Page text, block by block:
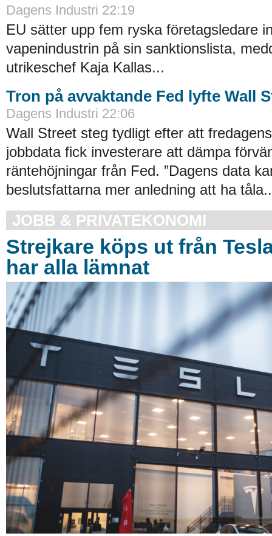
Dagens Industri 22:19
EU sätter upp fem ryska företagsledare
vapenindustrin på sin sanktionslista,
utrikeschef Kaja Kallas...
Tron på avvaktande Fed lyfte Wall
Dagens Industri 22:06
Wall Street steg tydligt efter att
jobbdata fick investerare att dämpa
räntehöjningar från Fed. ”Dagens data
beslutsfattarna mer anledning att ha tåla..
JOBB & PRIVATEKONOMI
Strejkare köps ut från
har alla lämnat